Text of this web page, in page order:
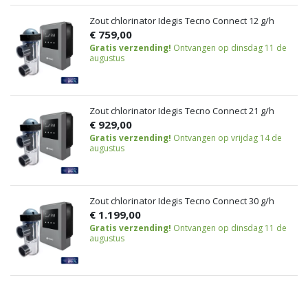
Zout chlorinator Idegis Tecno Connect 12 g/h
€ 759,00
Gratis verzending! Ontvangen op dinsdag 11 de
augustus
Zout chlorinator Idegis Tecno Connect 21 g/h
€ 929,00
Gratis verzending! Ontvangen op vrijdag 14 de
augustus
Zout chlorinator Idegis Tecno Connect 30 g/h
€ 1.199,00
Gratis verzending! Ontvangen op dinsdag 11 de
augustus